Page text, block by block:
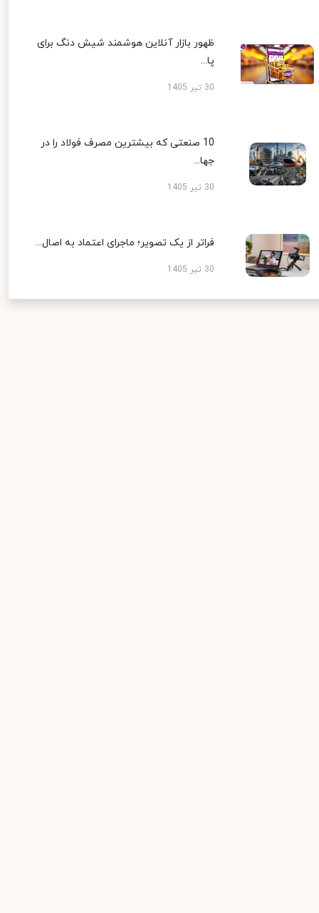
ظهور بازار آنلاین هوشمند شیش دنگ برای
پا...
30 تیر 1405
10 صنعتی که بیشترین مصرف فولاد را در
جها...
30 تیر 1405
فراتر از یک تصویر؛ ماجرای اعتماد به اصال...
30 تیر 1405